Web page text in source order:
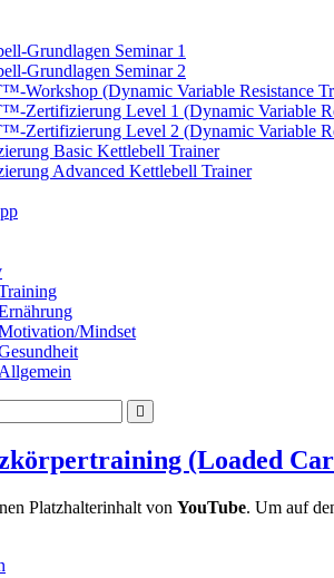
Grundlagen Seminar 1
Grundlagen Seminar 2
Workshop (Dynamic Variable Resistance
Zertifizierung Level 1 (Dynamic Variable
Zertifizierung Level 2 (Dynamic Variable
Basic Kettlebell Trainer
Advanced Kettlebell Trainer
Mindset
Allgemein
(Loaded
Platzhalterinhalt von YouTube. Um auf